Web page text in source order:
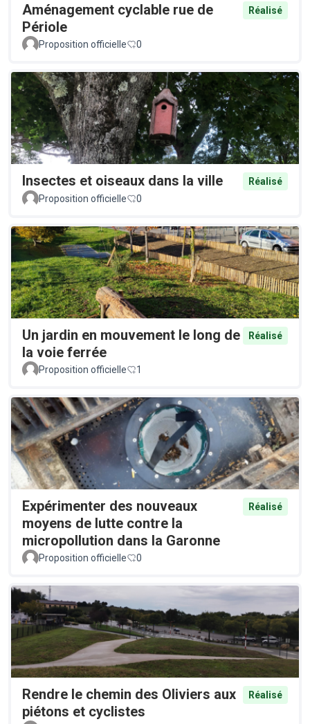
Aménagement cyclable rue de
Périole
Réalisé
Proposition officielle 0
Insectes et oiseaux dans la ville
Réalisé
Proposition officielle
0
Un jardin en mouvement le long de
la voie ferrée
Réalisé
Proposition officielle 1
Expérimenter des nouveaux
moyens de lutte contre la
micropollution dans la Garonne
Réalisé
Proposition officielle 0
Rendre le chemin des Oliviers aux
piétons et cyclistes
Réalisé